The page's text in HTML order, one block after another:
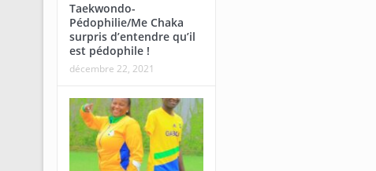
Taekwondo-
Pédophilie/Me Chaka
surpris d’entendre qu’il
est pédophile !
décembre 22, 2021